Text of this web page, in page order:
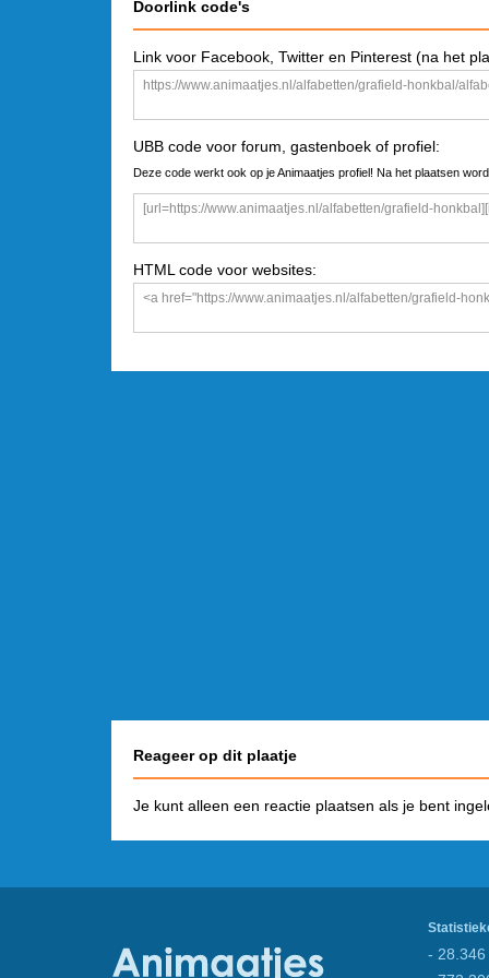
Doorlink code's
Link voor Facebook, Twitter en Pinterest (na het
UBB code voor forum, gastenboek of profiel:
Deze code werkt ook op je Animaatjes profiel! Na het plaatsen
HTML code voor websites:
Reageer op dit plaatje
Je kunt alleen een reactie plaatsen als je bent
-